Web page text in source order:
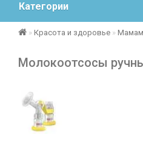
Категории
Красота и здоровье Мамам
Молокоотсосы